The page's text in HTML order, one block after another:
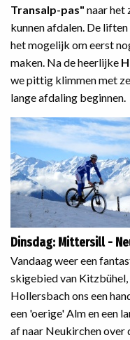
Transalp-pas" naar het
kunnen afdalen. De
het mogelijk om eerst
maken. Na de heerlijke
we pittig klimmen met
lange afdaling beginnen.
Dinsdag: Mittersill -
Vandaag weer een
skigebied van
Hollersbach ons een
een 'oerige' Alm en een
af naar Neukirchen over